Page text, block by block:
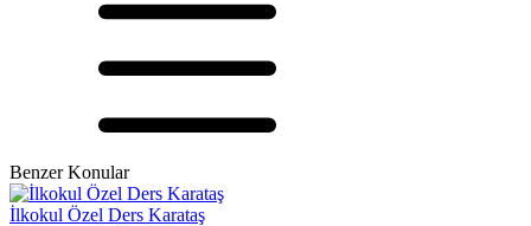
Benzer Konular
İlkokul Özel Ders Karataş